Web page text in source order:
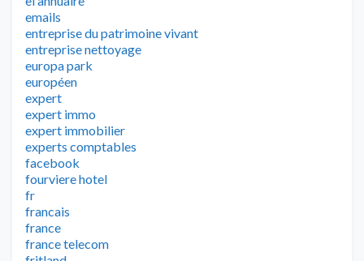
emails
entreprise du patrimoine vivant
entreprise nettoyage
europa park
européen
expert
expert immo
expert immobilier
experts comptables
facebook
fourviere hotel
fr
francais
france
france telecom